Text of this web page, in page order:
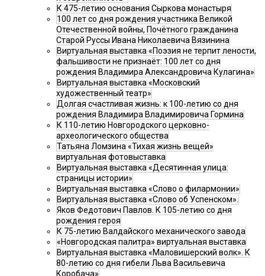
К 475-летию основания Сыркова монастыря
100 лет со дня рождения участника Великой
Отечественной войны, Почётного гражданина
Старой Руссы Ивана Николаевича Вязинина
Виртуальная выставка «Поэзия не терпит лености,
фальшивости не признаёт: 100 лет со дня
рождения Владимира Александровича Кулагина»
Виртуальная выставка «Московский
художественный театр»
Долгая счастливая жизнь: к 100-летию со дня
рождения Владимира Владимировича Гормина
К 110-летию Новгородского церковно-
археологического общества
Татьяна Ломзина «Тихая жизнь вещей»
виртуальная фотовыставка
Виртуальная выставка «Десятинная улица:
страницы истории»
Виртуальная выставка «Слово о филармонии»
Виртуальная выставка «Слово об Успенском».
Яков Федотович Павлов. К 105-летию со дня
рождения героя
К 75-летию Валдайского механического завода
«Новгородская палитра» виртуальная выставка
Виртуальная выставка «Маловишерский волк». К
80-летию со дня гибели Льва Васильевича
Коробача»